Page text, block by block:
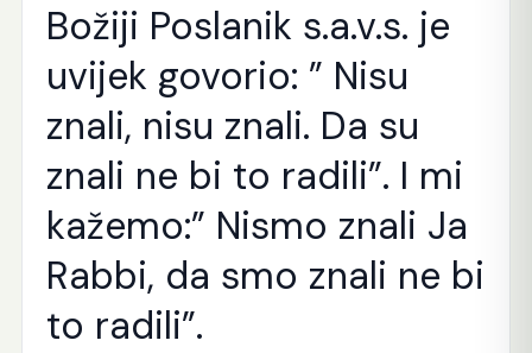
Božiji Poslanik s.a.v.s. je
uvijek govorio: ” Nisu
znali, nisu znali. Da su
znali ne bi to radili”. I mi
kažemo:” Nismo znali Ja
Rabbi, da smo znali ne bi
to radili”.